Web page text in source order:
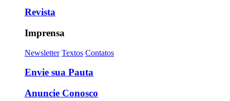
Revista
Imprensa
Newsletter Textos Contatos
Envie sua Pauta
Anuncie Conosco